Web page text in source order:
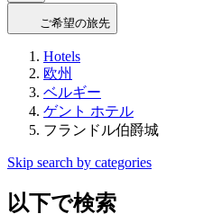
ご希望の旅先
Hotels
欧州
ベルギー
ゲント ホテル
フランドル伯爵城
Skip search by categories
以下で検索